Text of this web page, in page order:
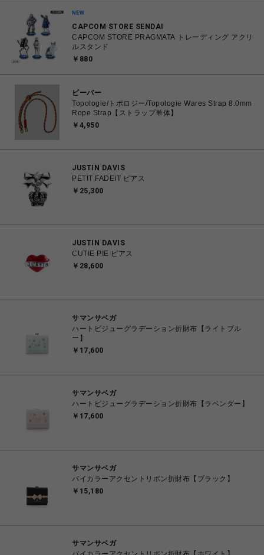
CAPCOM STORE SENDAI
CAPCOM STORE PRAGMATA トレーディング アクリ
ルスタンド
￥880
ビーバー
Topologie/トポロジー/Topologie Wares Strap 8.0mm
Rope Strap【ストラップ単体】
￥4,950
JUSTIN DAVIS
PETIT FADEIT ピアス
￥25,300
JUSTIN DAVIS
CUTIE PIE ピアス
￥28,600
サマンサベガ
ハートビジューグラデーション折財布【ライトブル
ー】
￥17,600
サマンサベガ
ハートビジューグラデーション折財布【ラベンダー】
￥17,600
サマンサベガ
バイカラーアクセントリボン折財布【ブラック】
￥15,180
サマンサベガ